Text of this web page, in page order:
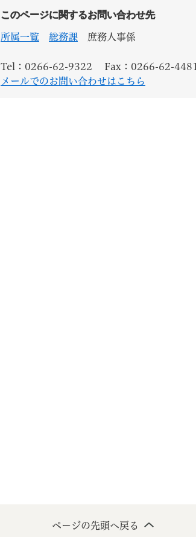
このページに関するお問い合わせ先
所属一覧 総務課 庶務人事係
Tel：0266-62-9322
Fax：0266-62-
メールでのお問い合わせはこちら
ページの先頭へ戻る